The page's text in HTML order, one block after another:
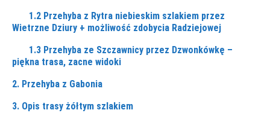
1.2 Przehyba z Rytra niebieskim szlakiem przez
Wietrzne Dziury + możliwość zdobycia Radziejowej
1.3 Przehyba ze Szczawnicy przez Dzwonkówkę –
piękna trasa, zacne widoki
2. Przehyba z Gabonia
3. Opis trasy żółtym szlakiem